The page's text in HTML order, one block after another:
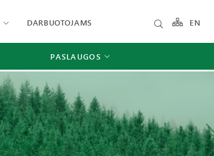
DARBUOTOJAMS EN
PASLAUGOS